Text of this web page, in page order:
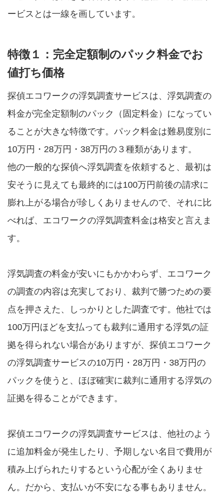
ービスとは一線を画しています。
特徴１：完全定額制のパック料金でお
値打ち価格
探偵エコワークの浮気調査サービスは、浮気調査の
料金が完全定額制のパック（固定料金）になってい
ることが大きな特徴です。パック料金は難易度別に
10万円・28万円・38万円の３種類があります。
他の一般的な探偵へ浮気調査を依頼すると、最初は
安そうに見えても最終的には100万円前後の請求に
膨れ上がる場合が珍しくありませんので、それに比
べれば、エコワークの浮気調査料金は格安と言えま
す。
浮気調査の料金が安いにもかかわらず、エコワーク
の調査の内容は充実しており、裁判で勝つための要
点を押さえた、しっかりとした調査です。他社では
100万円ほどを支払っても裁判に通用する浮気の証
拠を得られない場合がありますが、探偵エコワーク
の浮気調査サービスの10万円・28万円・38万円の
パックを使うと、ほぼ確実に裁判に通用する浮気の
証拠を得ることができます。
探偵エコワークの浮気調査サービスは、他社のよう
に追加料金が発生したり、予期しない名目で費用が
積み上げられたりするという心配が全くありませ
ん。だから、支払いが不安になる事もありません。